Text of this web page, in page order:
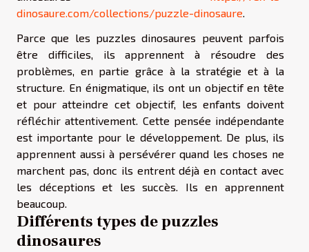
dinosaure.com/collections/puzzle-dinosaure
Parce que les puzzles dinosaures peuvent parfois
être difficiles, ils apprennent à résoudre des
problèmes, en partie grâce à la stratégie et à la
structure. En énigmatique, ils ont un objectif en tête
et pour atteindre cet objectif, les enfants doivent
réfléchir attentivement. Cette pensée indépendante
est importante pour le développement. De plus, ils
apprennent aussi à persévérer quand les choses ne
marchent pas, donc ils entrent déjà en contact avec
les déceptions et les succès. Ils en apprennent
beaucoup.
Différents types de puzzles
dinosaures